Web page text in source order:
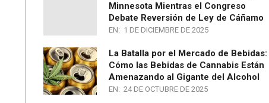
Minnesota Mientras el Congreso
Debate Reversión de Ley de Cáñamo
EN: 1 DE DICIEMBRE DE 2025
La Batalla por el Mercado de Bebidas:
Cómo las Bebidas de Cannabis Están
Amenazando al Gigante del Alcohol
EN: 24 DE OCTUBRE DE 2025